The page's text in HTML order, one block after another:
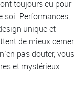
toujours eu pour
soi. Performances,
unique et
de mieux cerner
pas douter, vous
et mystérieux.